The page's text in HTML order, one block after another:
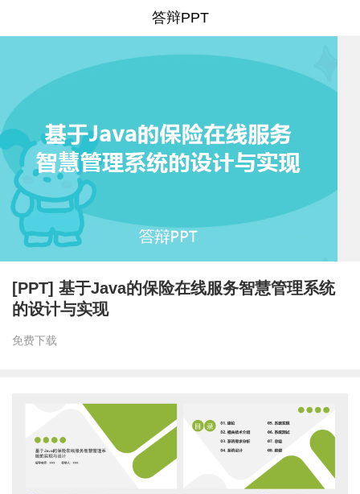
答辩PPT
[PPT] 基于Java的保险在线服务智慧管理系统
的设计与实现
免费下载